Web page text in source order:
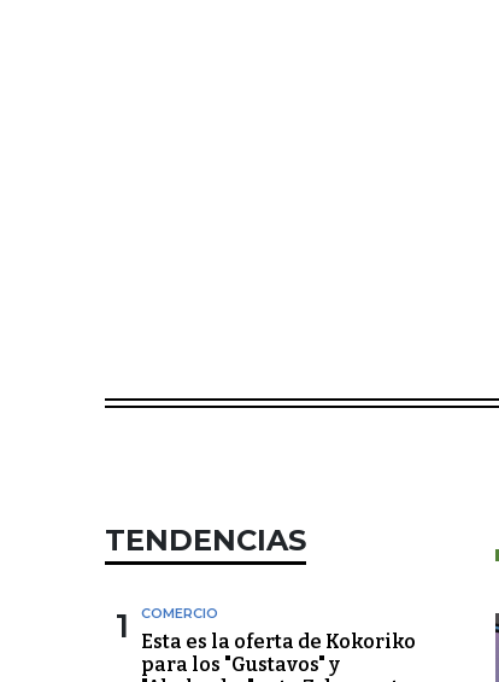
TENDENCIAS
1 COMERCIO
Esta es la oferta de Kokoriko
para los "Gustavos" y